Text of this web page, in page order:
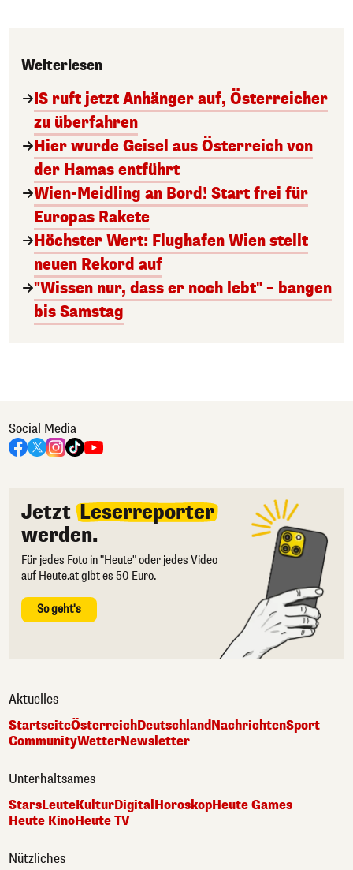
Weiterlesen
IS ruft jetzt Anhänger auf, Österreicher
zu überfahren
Hier wurde Geisel aus Österreich von
der Hamas entführt
Wien-Meidling an Bord! Start frei für
Europas Rakete
Höchster Wert: Flughafen Wien stellt
neuen Rekord auf
"Wissen nur, dass er noch lebt" – bangen
bis Samstag
Social Media
Jetzt Leserreporter
werden.
Für jedes Foto in "Heute" oder jedes Video
auf Heute.at gibt es 50 Euro.
So geht's
Aktuelles
StartseiteÖsterreichDeutschlandNachrichtenSport
CommunityWetterNewsletter
Unterhaltsames
StarsLeuteKulturDigital HoroskopHeute Games
Heute KinoHeute TV
Nützliches